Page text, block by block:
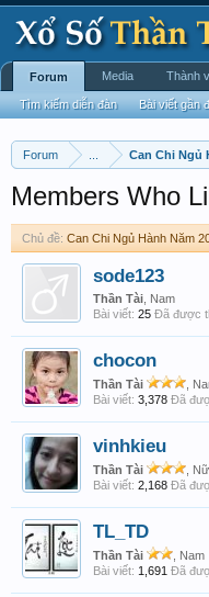
Forum Can Chi Ngủ
Members Who
Chủ đề: Can Chi Ngủ Hành Năm
sode123
Thần Tài , Nam
Bài viết: 25 Đã được
chocon
Thần Tài
,
Bài viết: 3,378 Đã
vinhkieu
Thần Tài , Nữ,
Bài viết: 2,168 Đã
TL_TD
Thần Tài
, Nam
Bài viết: 1,691 Đã
Forum
Tìm kiếm diễn đàn Bài viết gần
Media Thành